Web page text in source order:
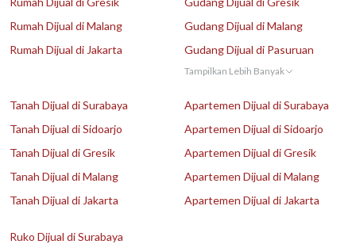
Rumah Dijual di Malang
Rumah Dijual di Jakarta
Gudang Dijual di Malang
Gudang Dijual di Pasuruan
Tampilkan Lebih Banyak
Tanah Dijual di Surabaya
Tanah Dijual di Sidoarjo
Tanah Dijual di Gresik
Tanah Dijual di Malang
Tanah Dijual di Jakarta
Apartemen Dijual di Surabaya
Apartemen Dijual di Sidoarjo
Apartemen Dijual di Gresik
Apartemen Dijual di Malang
Apartemen Dijual di Jakarta
Ruko Dijual di Surabaya